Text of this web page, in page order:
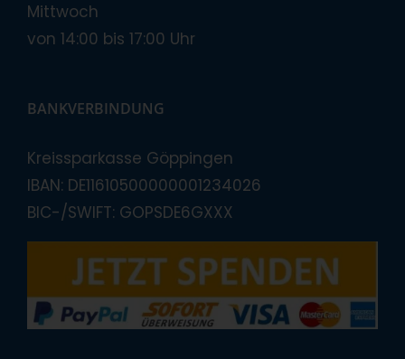
Mittwoch
von 14:00 bis 17:00 Uhr
BANKVERBINDUNG
Kreissparkasse Göppingen
IBAN: DE11610500000001234026
BIC-/SWIFT: GOPSDE6GXXX